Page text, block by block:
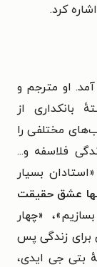
کرد.
دنیا آمد. او مترجم و
بانکداری از
مختلفی را
فلاسفه و...
بسيار
عشق حقيقت
«چهار
برای زندگی پس
بتی جی ایدی،